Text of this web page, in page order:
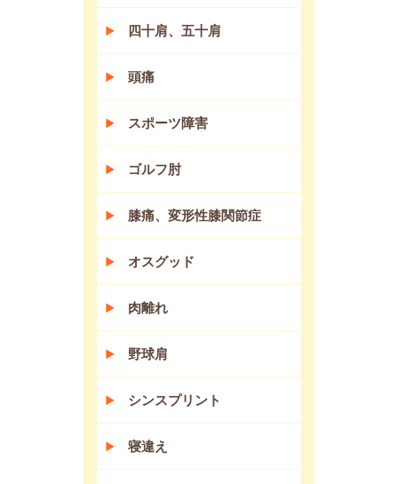
四十肩、五十肩
頭痛
スポーツ障害
ゴルフ肘
膝痛、変形性膝関節症
オスグッド
肉離れ
野球肩
シンスプリント
寝違え